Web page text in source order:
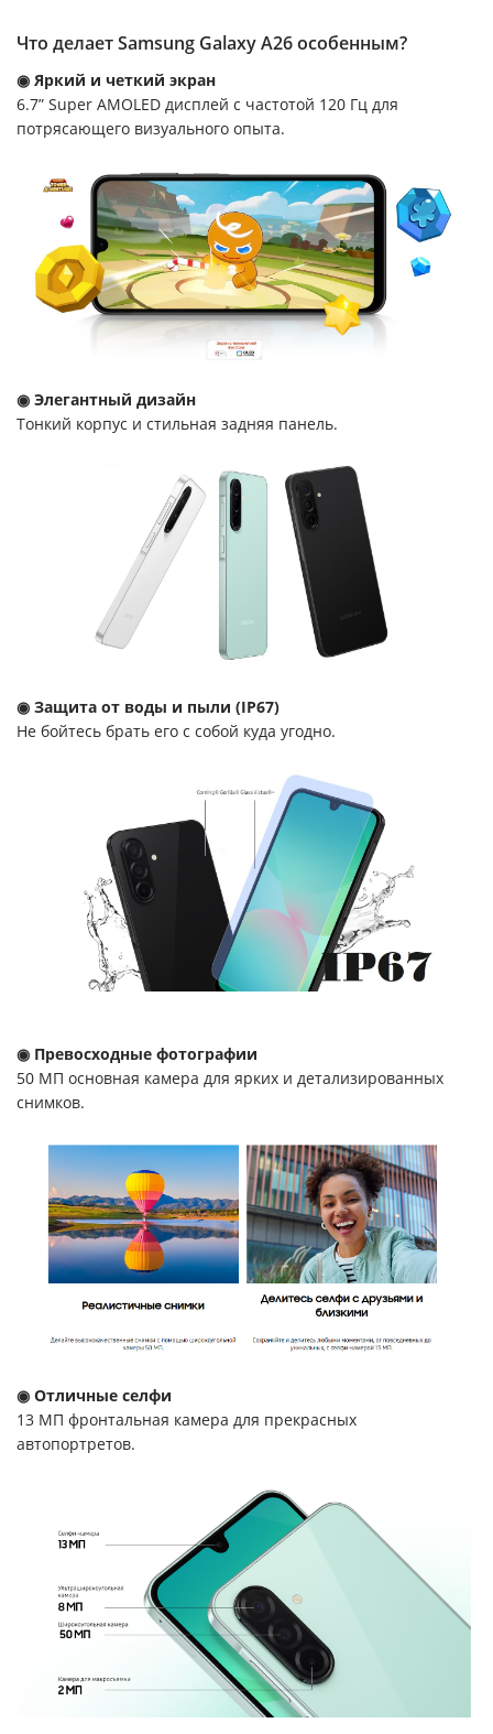
Что делает Samsung Galaxy A26 особенным?
◉ Яркий и четкий экран
6.7” Super AMOLED дисплей с частотой 120 Гц для
потрясающего визуального опыта.
◉ Элегантный дизайн
Тонкий корпус и стильная задняя панель.
◉ Защита от воды и пыли (IP67)
Не бойтесь брать его с собой куда угодно.
◉ Превосходные фотографии
50 МП основная камера для ярких и детализированных
снимков.
◉ Отличные селфи
13 МП фронтальная камера для прекрасных
автопортретов.